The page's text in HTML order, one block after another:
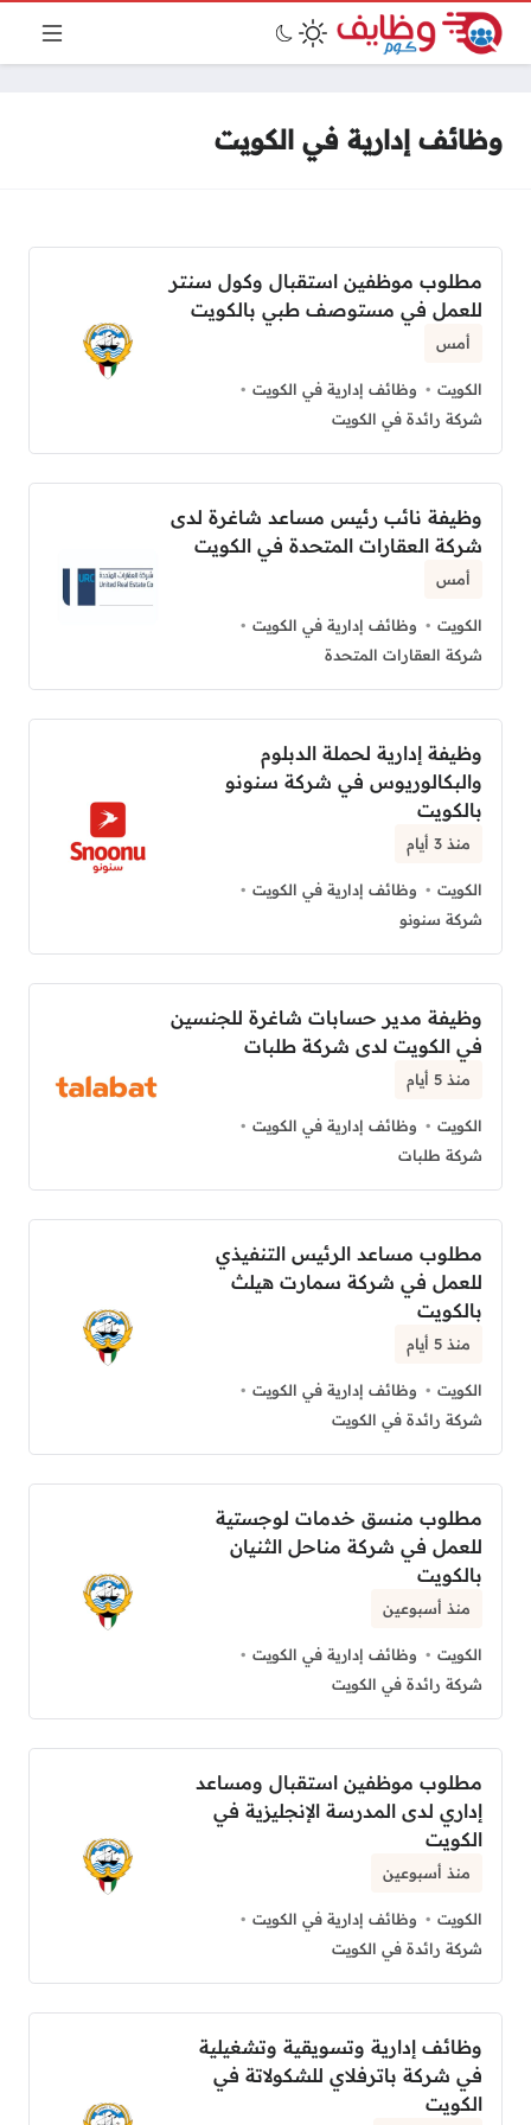
وظائف إدارية في الكويت
مطلوب موظفين استقبال وكول سنتر
للعمل في مستوصف طبي بالكويت
أمس
الكويت
وظائف إدارية في الكويت
شركة رائدة في الكويت
وظيفة نائب رئيس مساعد شاغرة لدى
شركة العقارات المتحدة في الكويت
أمس
الكويت
وظائف إدارية في الكويت
شركة العقارات المتحدة
وظيفة إدارية لحملة الدبلوم
والبكالوريوس في شركة سنونو
بالكويت
منذ 3 أيام
الكويت
وظائف إدارية في الكويت
شركة سنونو
وظيفة مدير حسابات شاغرة للجنسين
في الكويت لدى شركة طلبات
منذ 5 أيام
الكويت
وظائف إدارية في الكويت
شركة طلبات
مطلوب مساعد الرئيس التنفيذي
للعمل في شركة سمارت هيلث
بالكويت
منذ 5 أيام
الكويت
وظائف إدارية في الكويت
شركة رائدة في الكويت
مطلوب منسق خدمات لوجستية
للعمل في شركة مناحل الثنيان
بالكويت
منذ أسبوعين
الكويت
وظائف إدارية في الكويت
شركة رائدة في الكويت
مطلوب موظفين استقبال ومساعد
إداري لدى المدرسة الإنجليزية في
الكويت
منذ أسبوعين
الكويت
وظائف إدارية في الكويت
شركة رائدة في الكويت
وظائف إدارية وتسويقية وتشغيلية
في شركة باترفلاي للشكولاتة في
الكويت